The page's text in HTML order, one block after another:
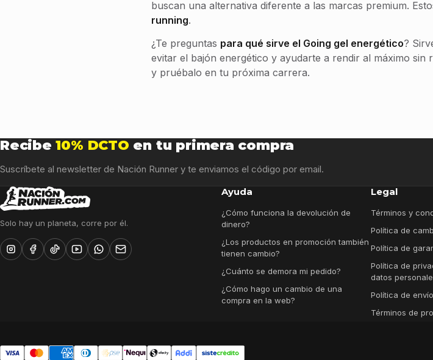
buscan una alternativa diferente a las marcas premium.
running.
¿Te preguntas para qué sirve el Going gel energético?
evitar el bajón energético y ayudarte a rendir al máximo
y pruébalo en tu próxima carrera.
Recibe10% DCTO en tu primera compra
Suscríbete al newsletter de Nación Runner y te enviamos el código por email.
Solo hay un planeta, corre por él.
Ayuda
¿Cómo funciona la devolución de
dinero?
¿Los productos en promoción también
tienen cambio?
¿Cuánto se demora mi pedido?
¿Cómo hago un cambio de una
compra en la web?
Legal
Términos y
Política de
Política de
Política de
datos
Política de
Términos de